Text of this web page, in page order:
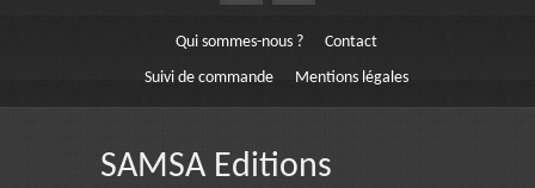
Qui sommes-nous ?
Contact
Suivi de commande
Mentions légales
SAMSA Editions